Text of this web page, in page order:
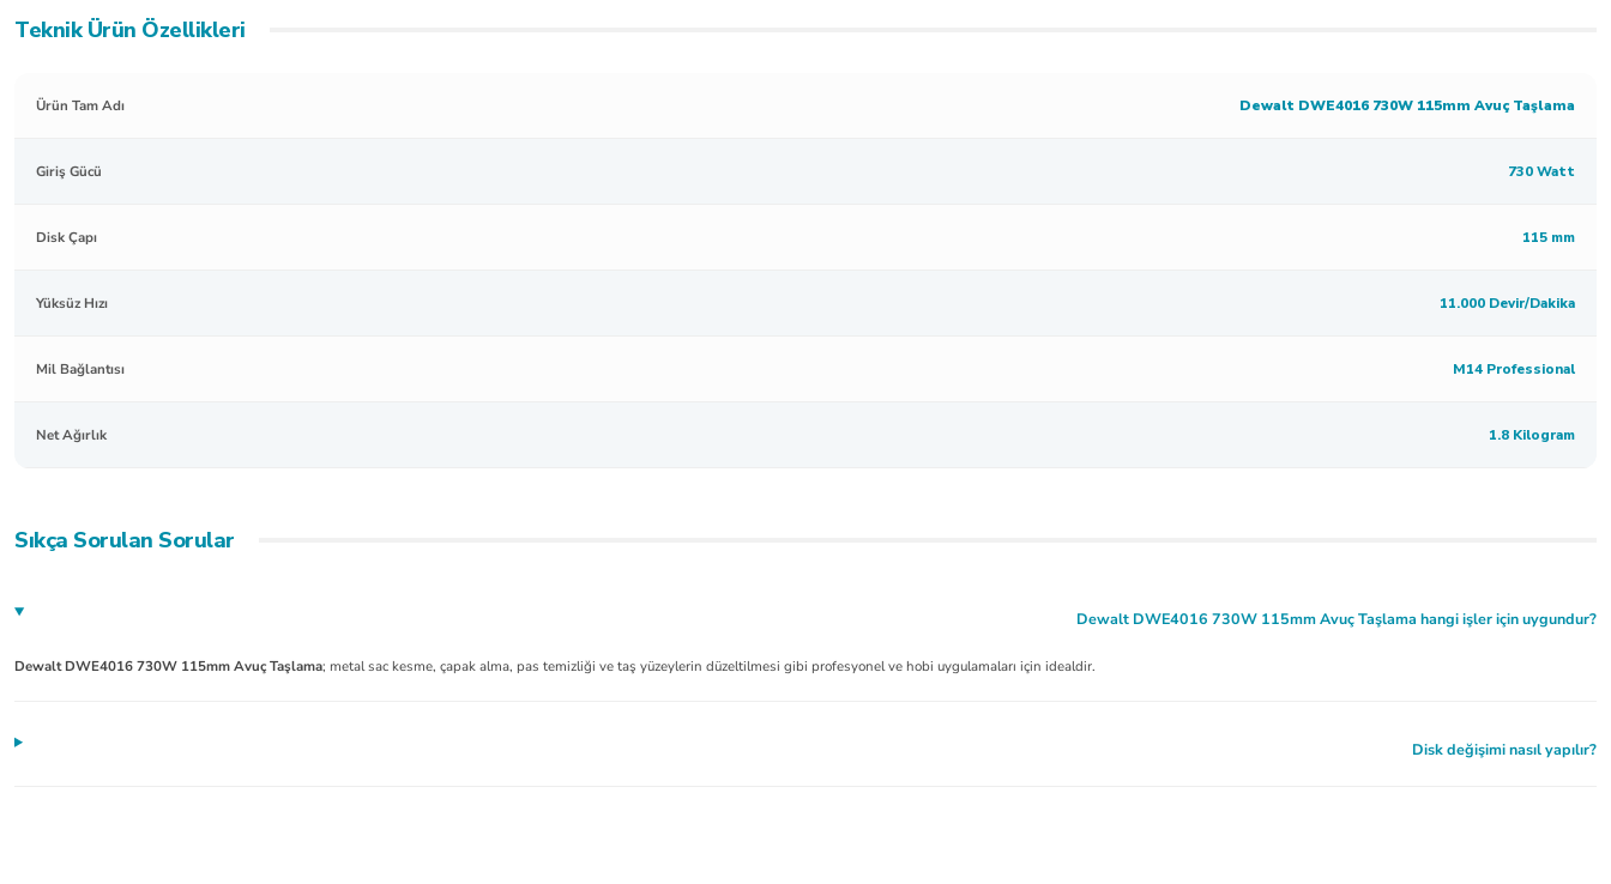
Teknik Ürün Özellikleri
Ürün Tam Adı Dewalt DWE4016 730W 115mm Avuç Taşlama
Giriş Gücü 730 Watt
Disk Çapı 115 mm
Yüksüz Hızı 11.000 Devir/Dakika
Mil Bağlantısı M14 Professional
Net Ağırlık 1.8 Kilogram
Sıkça Sorulan Sorular
Dewalt DWE4016 730W 115mm Avuç Taşlama hangi işler için uygundur?
Dewalt DWE4016 730W 115mm Avuç Taşlama; metal sac kesme, çapak alma, pas temizliği ve taş yüzeylerin düzeltilmesi gibi profesyonel ve hobi uygulamaları için idealdir.
Disk değişimi nasıl yapılır?